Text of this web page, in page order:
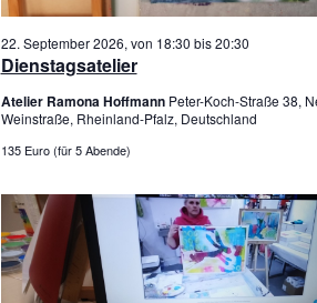
Dienstagsatelier
22. September 2026, von 18:30 bis20:30
Atelier Ramona Hoffmann Peter-Koch-Straße 38,
Weinstraße, Rheinland-Pfalz, Deutschland
135 Euro (für 5 Abende)